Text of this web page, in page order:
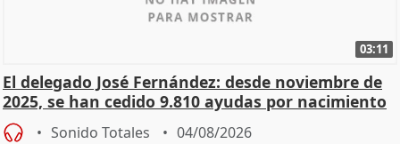
03:11
El delegado José Fernández: desde noviembre de
2025, se han cedido 9.810 ayudas por nacimiento
Sonido Totales 04/08/2026